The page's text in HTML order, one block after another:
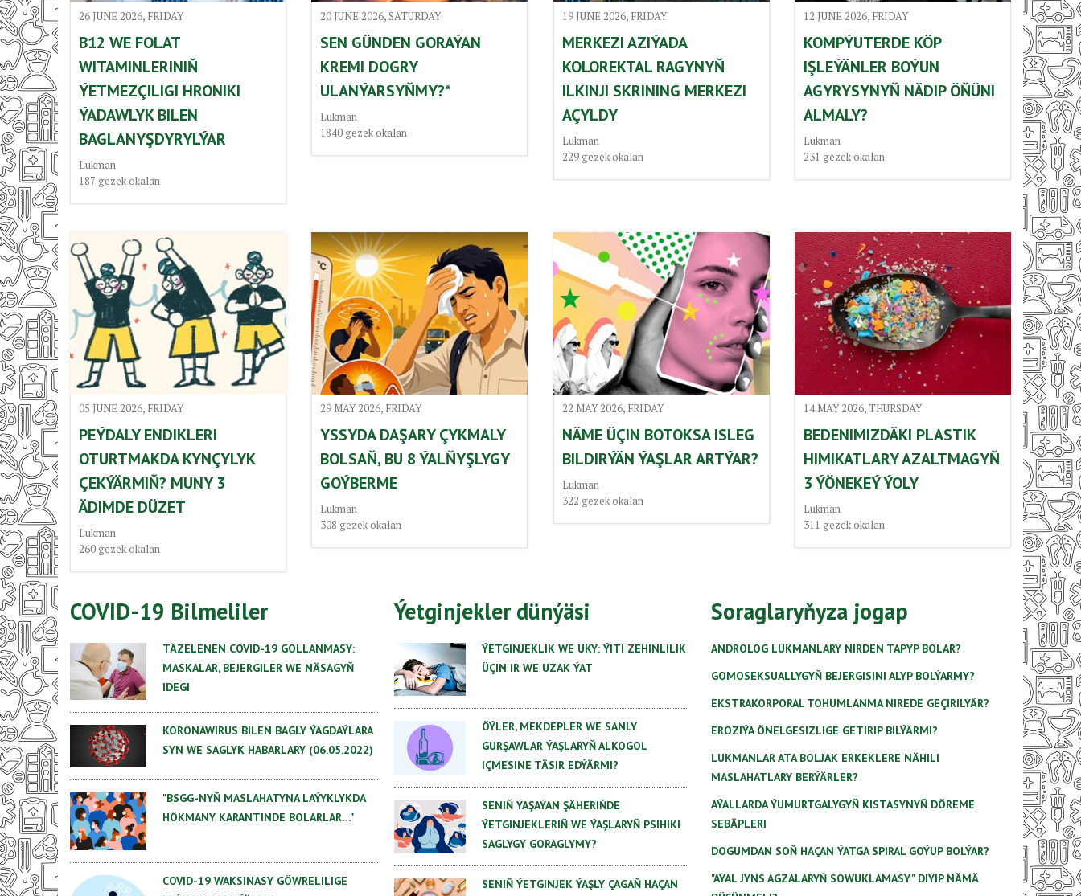
26 JUNE 2026, FRIDAY
B12 WE FOLAT
WITAMINLERINIŇ
ÝETMEZÇILIGI HRONIKI
ÝADAWLYK BILEN
BAGLANYŞDYRYLÝAR
Lukman
187 gezek okalan
20 JUNE 2026, SATURDAY
SEN GÜNDEN GORAÝAN
KREMI DOGRY
ULANÝARSYŇMY?*
Lukman
1840gezek okalan
19 JUNE 2026, FRIDAY
MERKEZI AZIÝADA
KOLOREKTAL RAGYNYŇ
ILKINJI SKRINING MERKEZI
AÇYLDY
Lukman
229gezek okalan
12 JUNE 2026, FRIDAY
KOMPÝUTERDE KÖP
IŞLEÝÄNLER BOÝUN
AGYRYSYNYŇ NÄDIP ÖŇÜNI
ALMALY?
Lukman
231 gezek okalan
05 JUNE 2026, FRIDAY
PEÝDALY ENDIKLERI
OTURTMAKDA KYNÇYLYK
ÇEKÝÄRMIŇ? MUNY 3
ÄDIMDE DÜZET
Lukman
260gezek okalan
29 MAY 2026, FRIDAY
YSSYDA DAŞARY ÇYKMALY
BOLSAŇ, BU 8 ÝALŇYŞLYGY
GOÝBERME
Lukman
308gezek okalan
22 MAY 2026, FRIDAY
NÄME ÜÇIN BOTOKSA ISLEG
BILDIRÝÄN ÝAŞLAR ARTÝAR?
Lukman
322 gezek okalan
14 MAY 2026, THURSDAY
BEDENIMIZDÄKI PLASTIK
HIMIKATLARY AZALTMAGYŇ
3 ÝÖNEKEÝ ÝOLY
Lukman
311 gezek okalan
COVID-19 Bilmeliler
TÄZELENEN COVID-19 GOLLANMASY:
MASKALAR, BEJERGILER WE NÄSAGYŇ
IDEGI
KORONAWIRUS BILEN BAGLY ÝAGDAÝLARA
SYN WE SAGLYK HABARLARY (06.05.2022)
"BSGG-NYŇ MASLAHATYNA LAÝYKLYKDA
HÖKMANY KARANTINDE BOLARLAR…"
COVID-19 WAKSINASY GÖWRELILIGE
Ýetginjekler dünýäsi
ÝETGINJEKLIK WE UKY: ÝITI ZEHINLILIK
ÜÇIN IR WE UZAK ÝAT
ÖÝLER, MEKDEPLER WE SANLY
GURŞAWLAR ÝAŞLARYŇ ALKOGOL
IÇMESINE TÄSIR EDÝÄRMI?
SENIŇ ÝAŞAÝAN ŞÄHERIŇDE
ÝETGINJEKLERIŇ WE ÝAŞLARYŇ PSIHIKI
SAGLYGY GORAGLYMY?
SENIŇ ÝETGINJEK ÝAŞLY ÇAGAŇ HAÇAN
Soraglaryňyza jogap
ANDROLOG LUKMANLARY NIRDEN TAPYP BOLAR?
GOMOSEKSUALLYGYŇ BEJERGISINI ALYP BOLÝARMY?
EKSTRAKORPORAL TOHUMLANMA NIREDE GEÇIRILÝÄR?
EROZIÝA ÖNELGESIZLIGE GETIRIP BILÝÄRMI?
LUKMANLAR ATA BOLJAK ERKEKLERE NÄHILI
MASLAHATLARY BERÝÄRLER?
AÝALLARDA ÝUMURTGALYGYŇ KISTASYNYŇ DÖREME
SEBÄPLERI
DOGUMDAN SOŇ HAÇAN ÝATGA SPIRAL GOÝUP BOLÝAR?
"AÝAL JYNS AGZALARYŇ SOWUKLAMASY" DIÝIP NÄMÄ